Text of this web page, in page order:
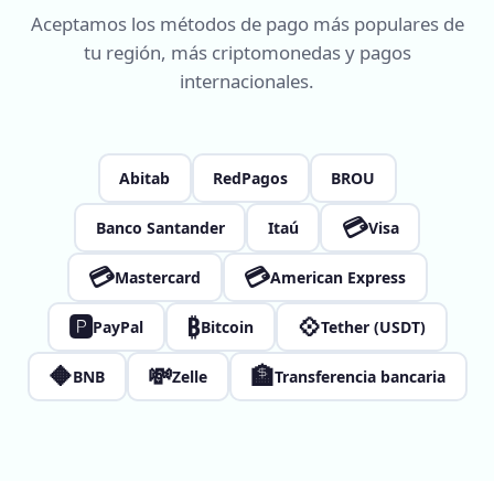
Aceptamos los métodos de pago más populares de
tu región, más criptomonedas y pagos
internacionales.
Abitab RedPagos BROU
Banco Santander Itaú 💳Visa
💳Mastercard 💳American Express
🅿PayPal ₿Bitcoin 💠Tether (USDT)
🔶BNB 💸Zelle 🏦Transferencia bancaria